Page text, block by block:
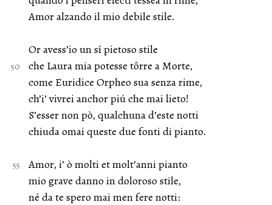
Amor alzando il mio debile stile.
Or avess’io un sí pietoso stile
che Laura mia potesse tôrre a Morte,
come Euridice Orpheo sua senza rime,
ch’i’ vivrei anchor piú che mai lieto!
S’esser non pò, qualchuna d’este notti
chiuda omai queste due fonti di pianto.
Amor, i’ ò molti et molt’anni pianto
mio grave danno in doloroso stile,
né da te spero mai men fere notti: